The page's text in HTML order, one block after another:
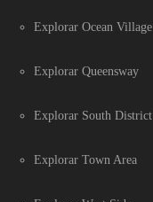
Explorar Ocean Village
Explorar Queensway
Explorar South District
Explorar Town Area